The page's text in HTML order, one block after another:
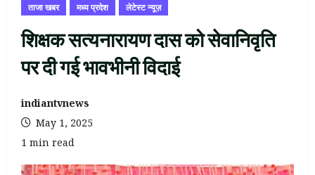
ताजा खबर मध्य प्रदेश लेटेस्ट न्यूज़
शिक्षक सत्यनारायण दास को सेवानिवृति
पर दी गई भावभीनी विदाई
indiantvnews
May 1, 2025
1 min read